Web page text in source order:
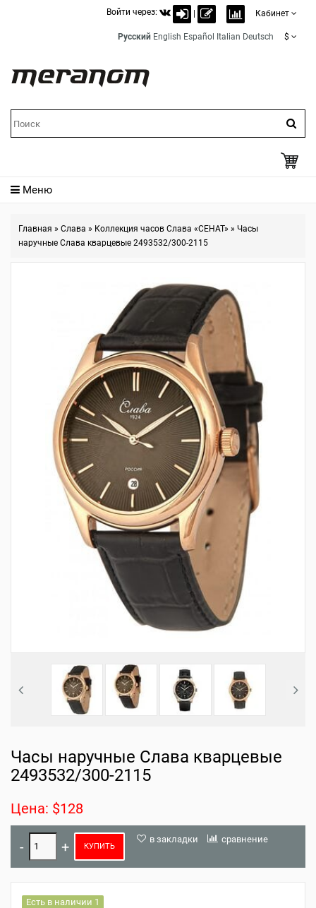
Войти через: Кабинет
Русский English Español Italian Deutsch $
Меню
Главная » Слава » Коллекция часов Слава «СЕНАТ» » Часы
наручные Слава кварцевые 2493532/300-2115
Часы наручные Слава кварцевые
2493532/300-2115
Цена: $128
КУПИТЬ
в закладки сравнение
Есть в наличии 1